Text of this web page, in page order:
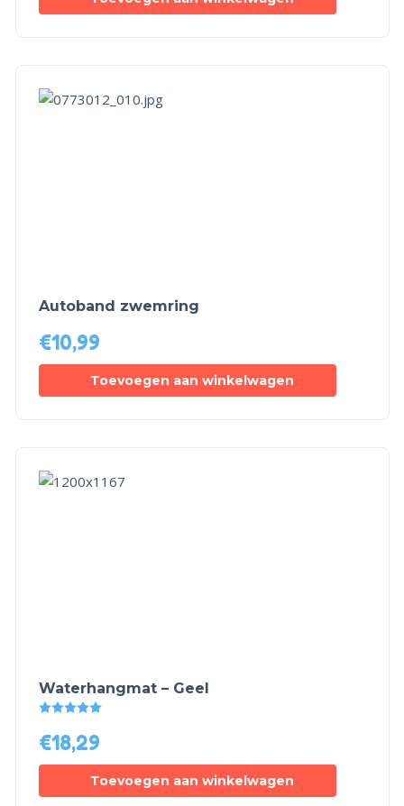
Autoband zwemring
€10,99
Toevoegen aan winkelwagen
Waterhangmat – Geel
Gewaardeerd
€18,29
Toevoegen aan winkelwagen